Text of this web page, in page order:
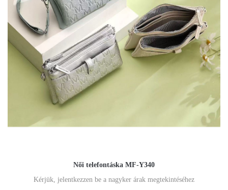
Női telefontáska MF-Y340
Kérjük, jelentkezzen be a nagyker árak megtekintéséhez